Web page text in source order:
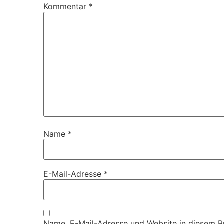
Kommentar *
Name *
E-Mail-Adresse *